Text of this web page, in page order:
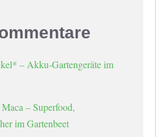
– Akku-Gartengeräte im
Maca – Superfood,
im Gartenbeet